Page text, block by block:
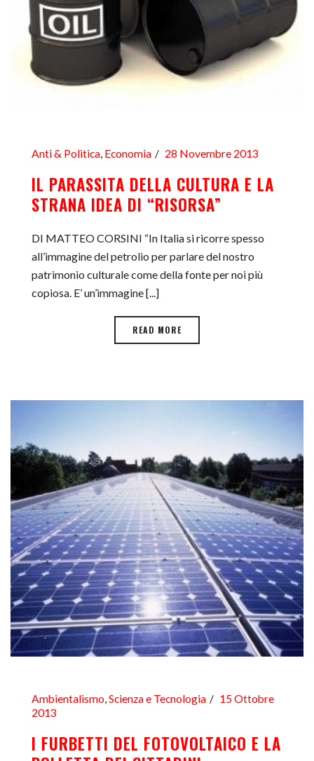
Anti & Politica, Economia 28 Novembre 2013
IL PARASSITA DELLA CULTURA E LA
STRANA IDEA DI “RISORSA”
DI MATTEO CORSINI “In Italia si ricorre spesso
all’immagine del petrolio per parlare del nostro
patrimonio culturale come della fonte per noi più
copiosa. E’ un’immagine [...]
READ MORE
Ambientalismo,Scienza e Tecnologia
15 Ottobre
2013
I FURBETTI DEL FOTOVOLTAICO E LA